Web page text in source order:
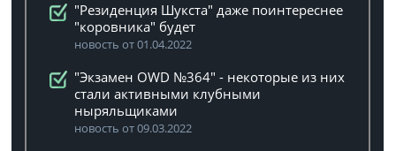
"Резиденция Шукста" даже поинтереснее
"коровника" будет
новость от 01.04.2022
"Экзамен OWD №364" - некоторые из них
стали активными клубными
ныряльщиками
новость от 09.03.2022